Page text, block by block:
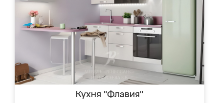
Кухня "Флавия"